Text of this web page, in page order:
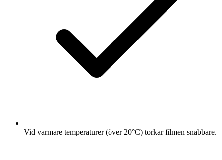
Vid varmare temperaturer (över 20°C) torkar filmen snabbare.